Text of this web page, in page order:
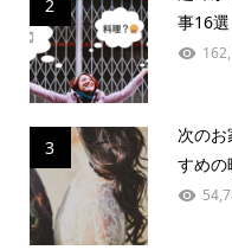
2
事16選
3
次の
すめの